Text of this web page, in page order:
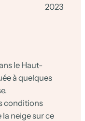
2023
le Haut-
à quelques
conditions
neige sur ce